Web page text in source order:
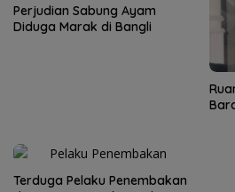
Perjudian Sabung Ayam
Diduga Marak di Bangli
Terduga Pelaku Penembakan